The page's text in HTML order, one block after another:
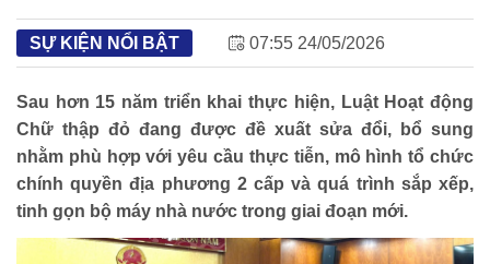
HOẠT ĐỘNG NHÂN ĐẠO
Hoạt động Chữ Thập đỏ
SỰ KIỆN NỔI BẬT 07:55 24/05/2026
Sau hơn 15 năm triển khai thực hiện, Luật Hoạt động
Chữ thập đỏ đang được đề xuất sửa đổi, bổ sung
nhằm phù hợp với yêu cầu thực tiễn, mô hình tổ chức
chính quyền địa phương 2 cấp và quá trình sắp xếp,
tinh gọn bộ máy nhà nước trong giai đoạn mới.